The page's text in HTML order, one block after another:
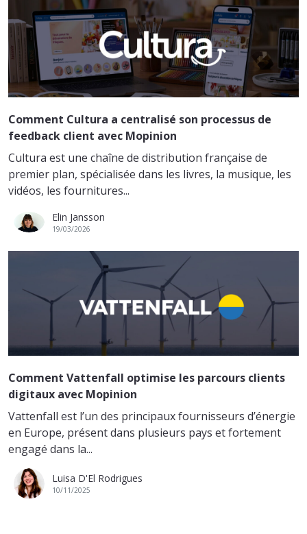
Comment Cultura a centralisé son processus de
feedback client avec Mopinion
Cultura est une chaîne de distribution française de
premier plan, spécialisée dans les livres, la musique, les
vidéos, les fournitures...
Elin Jansson
19/03/2026
Comment Vattenfall optimise les parcours clients
digitaux avec Mopinion
Vattenfall est l’un des principaux fournisseurs d’énergie
en Europe, présent dans plusieurs pays et fortement
engagé dans la...
Luisa D'El Rodrigues
10/11/2025